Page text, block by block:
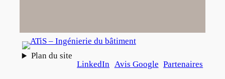
Plan du site
LinkedIn Avis Google Partenaires